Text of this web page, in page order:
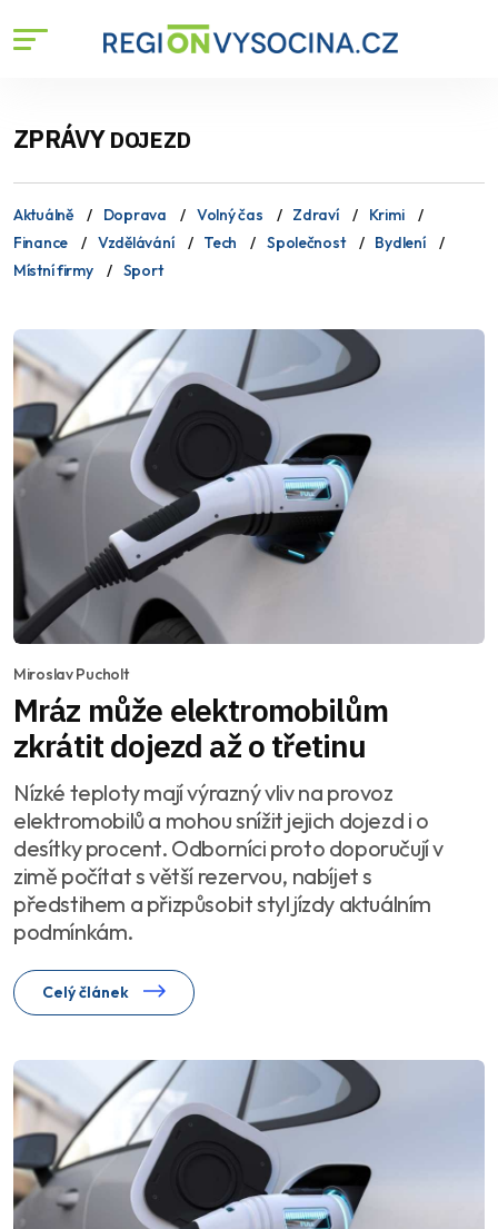
ZPRÁVYDOJEZD
Aktuálně Doprava Volný čas Zdraví
Krimi
Finance
Vzdělávání Tech Společnost
Bydlení
Místní firmy
Sport
Miroslav Pucholt
Mráz může elektromobilům
zkrátit dojezd až o třetinu
Nízké teploty mají výrazný vliv na provoz
elektromobilů a mohou snížit jejich dojezd i o
desítky procent. Odborníci proto doporučují v
zimě počítat s větší rezervou, nabíjet s
předstihem a přizpůsobit styl jízdy aktuálním
podmínkám.
Celý článek